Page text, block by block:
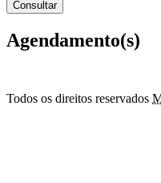
Agendamento(s)
Todos os direitos reservados